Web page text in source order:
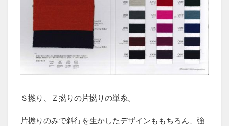
Ｓ撚り、Ｚ撚りの片撚りの単糸。
片撚りのみで斜行を生かしたデザインももちろん、強